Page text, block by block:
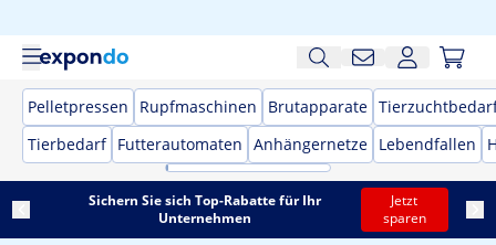
Pelletpressen Rupfmaschinen Brutapparate
Tierbedarf Futterautomaten Anhängernetze Lebendfallen
Sichern Sie sich Top-Rabatte für Ihr
Unternehmen
Jetzt
sparen